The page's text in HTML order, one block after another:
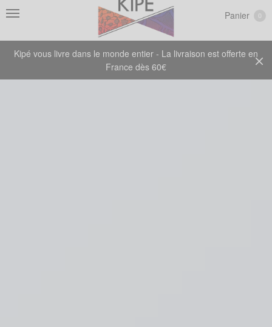
Kipé vous livre dans le monde entier - La livraison est offerte en
France dès 60€
Panier